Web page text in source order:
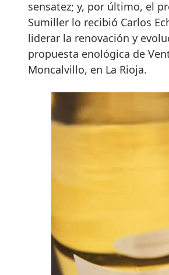
sensatez; y, por último, el
Sumiller lo recibió Carlos
liderar la renovación y
propuesta enológica de
Moncalvillo, en La Rioja.